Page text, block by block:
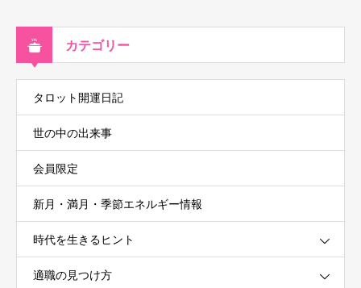
カテゴリー
タロット開運日記
世の中の出来事
会員限定
新月・満月・季節エネルギー情報
時代を生きるヒント
適職の見つけ方